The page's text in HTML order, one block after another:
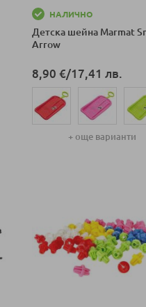
НАЛИЧНО
Детска шейна Marmat
Arrow
8,90 €/17,41 лв.
+ още варианти